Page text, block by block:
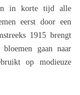
in korte tijd alle
eerst door een
1915 brengt
gaan naar
op modieuze